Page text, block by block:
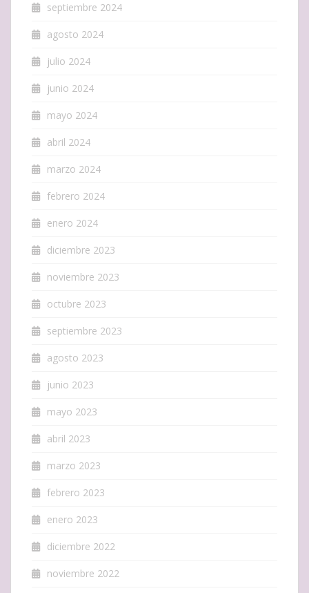
septiembre 2024
agosto 2024
julio 2024
junio 2024
mayo 2024
abril 2024
marzo 2024
febrero 2024
enero 2024
diciembre 2023
noviembre 2023
octubre 2023
septiembre 2023
agosto 2023
junio 2023
mayo 2023
abril 2023
marzo 2023
febrero 2023
enero 2023
diciembre 2022
noviembre 2022